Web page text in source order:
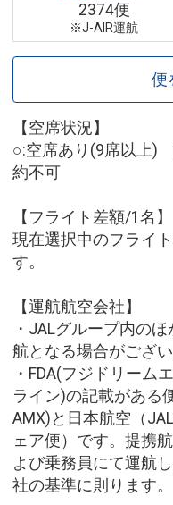
2374便
※J-AIR運航
便
【空席状況】
○:空席あり(9席以上
約不可
【フライト差額/1名】
現在選択中のフライ
す。
【運航航空会社】
・JALグループ内の
航となる場合がござい
・FDA(フジドリーム
ライン)の記載がある
AMX)と日本航空（
ェア便）です。提携
よび乗務員にて運航
社の基準に則ります。